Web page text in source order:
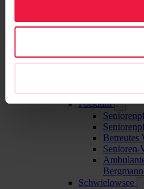
Elisabeth-
ibe - Institut für
Bildung für
Pflegeangebote
Potsdam
Betreutes
Senioren-
Schwielowsee